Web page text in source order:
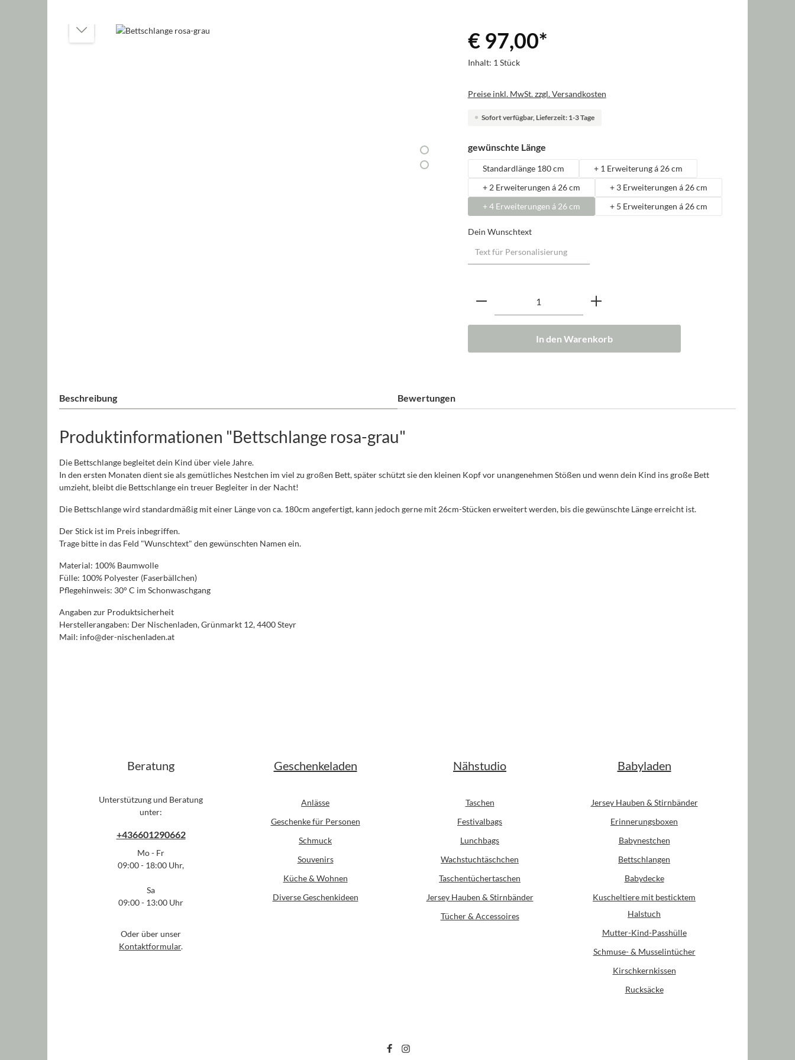
Bildergalerie überspringen € 97,00*
Inhalt: 1 Stück
Preise inkl. MwSt. zzgl. Versandkosten
Sofort verfügbar, Lieferzeit: 1-3 Tage
gewünschte Längeauswählen
Standardlänge 180 cm
+ 1 Erweiterung á 26 cm
+ 2 Erweiterungen á 26 cm
+ 3 Erweiterungen á 26 cm
+ 4 Erweiterungen á 26 cm
+ 5 Erweiterungen á 26 cm
Dein Wunschtext
Produkt Anzahl: Gib den gewünschten Wert ein
In den Warenkorb
Beschreibung Bewertungen
Produktinformationen "Bettschlange rosa-grau"
Die Bettschlange begleitet dein Kind über viele Jahre.
In den ersten Monaten dient sie als gemütliches Nestchen im viel zu großen Bett, später schützt sie den kleinen Kopf vor unangenehmen Stößen und wenn dein Kind ins große Bett
umzieht, bleibt die Bettschlange ein treuer Begleiter in der Nacht!
Die Bettschlange wird standardmäßig mit einer Länge von ca. 180cm angefertigt, kann jedoch gerne mit 26cm-Stücken erweitert werden, bis die gewünschte Länge erreicht ist.
Der Stick ist im Preis inbegriffen.
Trage bitte in das Feld "Wunschtext" den gewünschten Namen ein.
Material: 100% Baumwolle
Fülle: 100% Polyester (Faserbällchen)
Pflegehinweis: 30° C im Schonwaschgang
Angaben zur Produktsicherheit
Herstellerangaben: Der Nischenladen, Grünmarkt 12, 4400 Steyr
Mail: info@der-nischenladen.at
Beratung
Unterstützung und Beratung
unter:
+436601290662
Mo - Fr
09:00 - 18:00 Uhr,
Sa
09:00 - 13:00 Uhr
Oder über unser
Kontaktformular.
Geschenkeladen
Anlässe
Geschenke für Personen
Schmuck
Souvenirs
Küche & Wohnen
Diverse Geschenkideen
Nähstudio
Taschen
Festivalbags
Lunchbags
Wachstuchtäschchen
Taschentüchertaschen
Jersey Hauben & Stirnbänder
Tücher & Accessoires
Babyladen
Jersey Hauben & Stirnbänder
Erinnerungsboxen
Babynestchen
Bettschlangen
Babydecke
Kuscheltiere mit besticktem
Halstuch
Mutter-Kind-Passhülle
Schmuse- & Musselintücher
Kirschkernkissen
Rucksäcke